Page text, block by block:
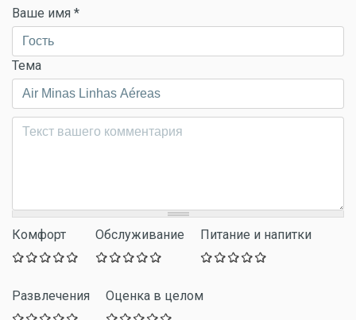
Ваше имя *
Тема
Комментарий*
Комфорт Обслуживание Питание и напитки
Развлечения Оценка в целом